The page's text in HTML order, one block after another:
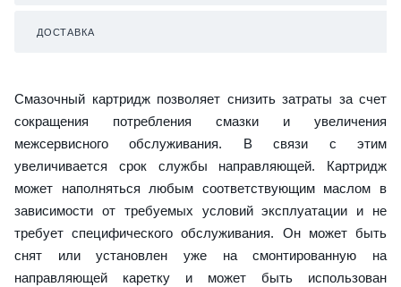
ДОСТАВКА
Смазочный картридж позволяет снизить затраты за счет
сокращения потребления смазки и увеличения
межсервисного обслуживания. В связи с этим
увеличивается срок службы направляющей. Картридж
может наполняться любым соответствующим маслом в
зависимости от требуемых условий эксплуатации и не
требует специфического обслуживания. Он может быть
снят или установлен уже на смонтированную на
направляющей каретку и может быть использован